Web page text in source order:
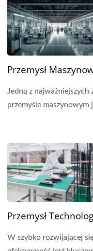
Przemysł
Jedną z
przemyśle maszynowym
Przemysł
W szybko rozwijającej